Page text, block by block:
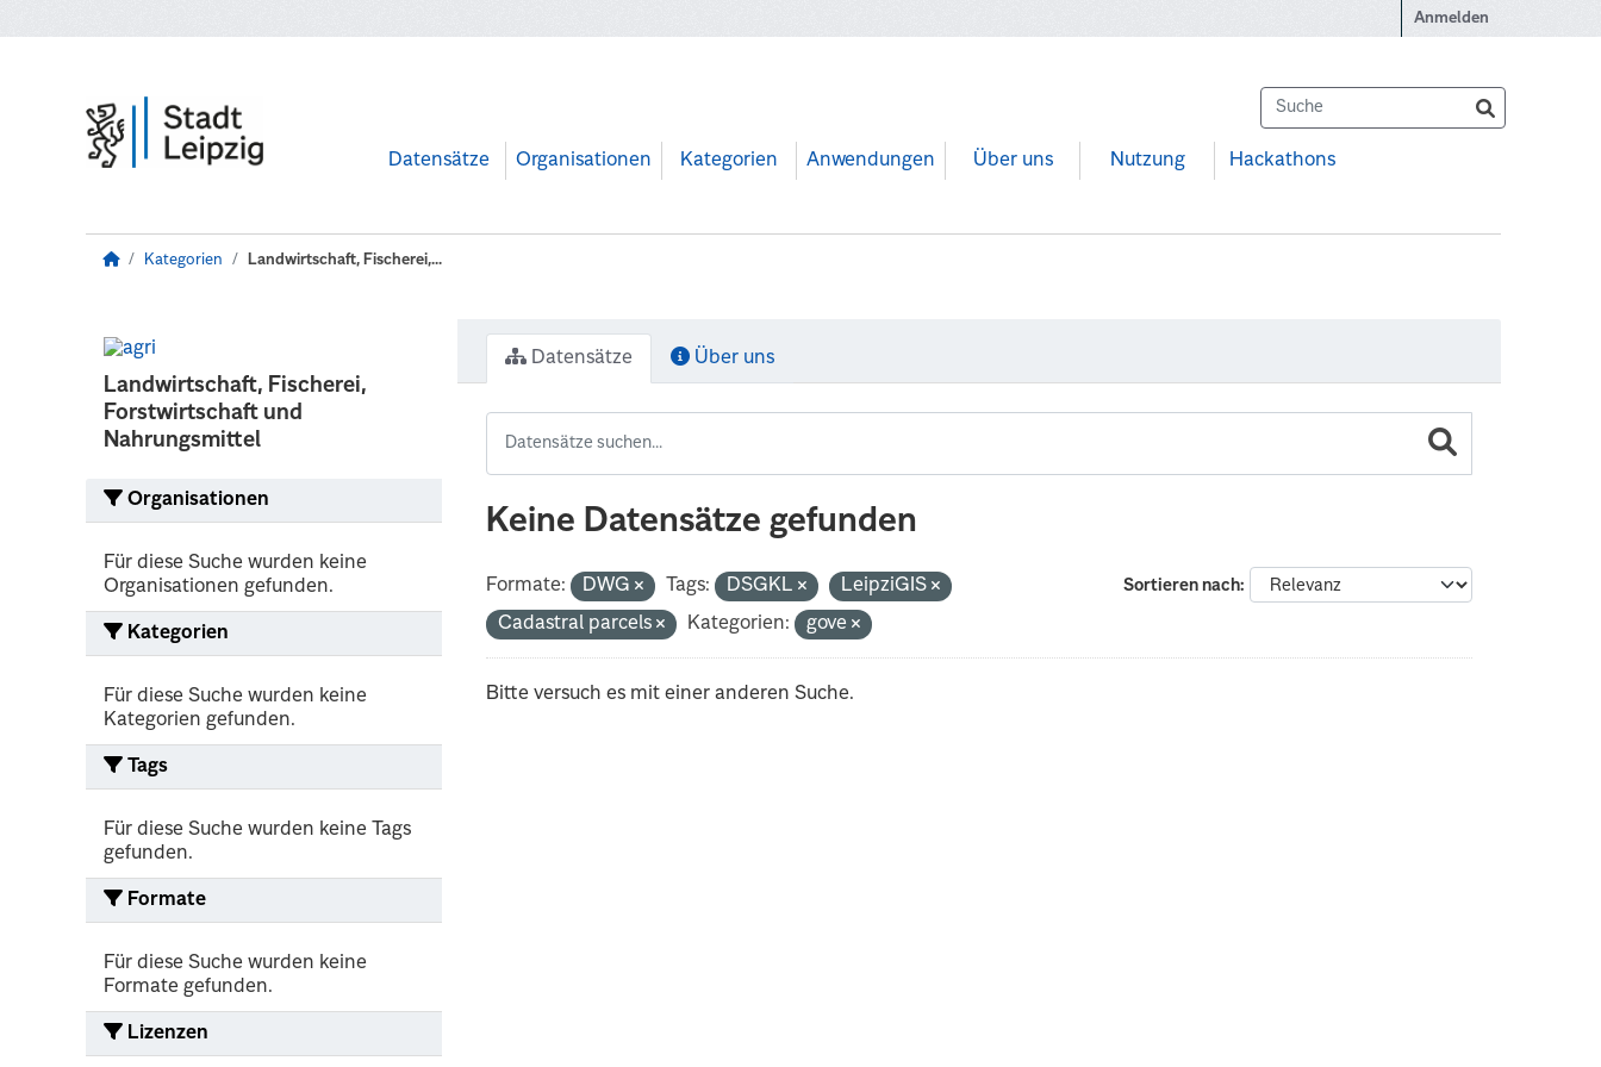
Anmelden
Datensätze Organisationen Kategorien Anwendungen Über uns Nutzung Hackathons
Kategorien Landwirtschaft, Fischerei,...
Landwirtschaft, Fischerei,
Forstwirtschaft und
Nahrungsmittel
Organisationen
Für diese Suche wurden keine
Organisationen gefunden.
Kategorien
Für diese Suche wurden keine
Kategorien gefunden.
Tags
Für diese Suche wurden keine Tags
gefunden.
Formate
Für diese Suche wurden keine
Formate gefunden.
Lizenzen
Datensätze Über uns
Keine Datensätze gefunden
Sortieren nach
Formate: DWG Tags: DSGKL
LeipziGIS
Cadastral parcels
Kategorien: gove
Bitte versuch es mit einer anderen Suche.